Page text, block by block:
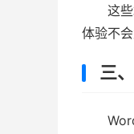
这
体验不会
三